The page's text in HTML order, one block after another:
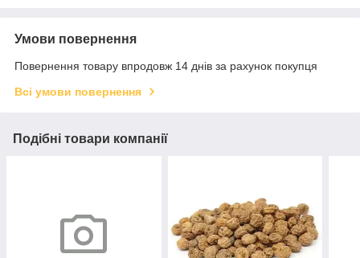
Умови повернення
Повернення товару впродовж 14 днів за рахунок покупця
Всі умови повернення
Подібні товари компанії